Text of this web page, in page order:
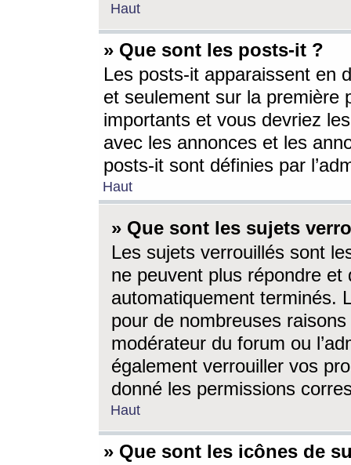
Haut
» Que sont les posts-it ?
Les posts-it apparaissent en
et seulement sur la première
importants et vous devriez
avec les annonces et les
posts-it sont définies par
Haut
» Que sont les sujets
Les sujets verrouillés sont
ne peuvent plus répondre
automatiquement terminés.
pour de nombreuses
modérateur du forum ou
également verrouiller vos
donné les permissions
Haut
» Que sont les icônes de